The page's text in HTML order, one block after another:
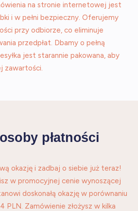
na stronie internetowej jest
i w pełni bezpieczny. Oferujemy
przy odbiorze, co eliminuje
przedpłat. Dbamy o pełną
jest starannie pakowana, aby
zawartości.
płatności
okazję i zadbaj o siebie już teraz!
w promocyjnej cenie wynoszącej
doskonałą okazję w porównaniu
PLN. Zamówienie złożysz w kilka